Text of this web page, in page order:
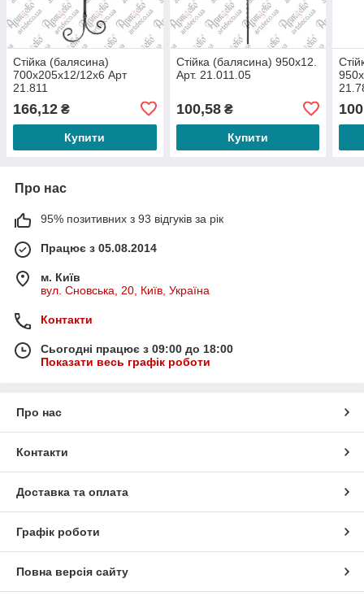
Стійка (балясина)
700х205х12/12х6 Арт
21.811
166,12 ₴
Купити
Стійка (балясина) 950х12.
Арт. 21.011.05
100,58₴
Купити
Про нас
95% позитивних з 93 відгуків за рік
Працює з 05.08.2014
м. Київ
вул. Сновська, 20, Київ, Україна
Контакти
Сьогодні працює з 09:00 до 18:00
Показати весь графік роботи
Про нас
Контакти
Доставка та оплата
Графік роботи
Повна версія сайту